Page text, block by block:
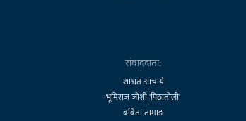
संवाददाता:
शाश्वत आचार्य
भूमिराज जोशी 'पिठातोली'
बबिता तामाङ